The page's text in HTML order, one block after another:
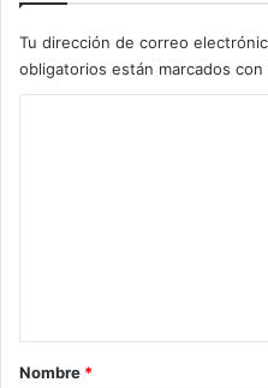
Tu dirección de correo
obligatorios están marcados con
rNombre *